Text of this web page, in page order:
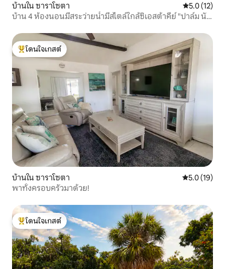
บ้านใน ซาราโซตา คะแนนเฉลี่ย
5.0 (12)
บ้าน 4 ห้องนอนมีสระว่ายน้ำมีสไตล์ใกล้ซิเอสต้าคีย์ "ปาล์ม นัว
โดนใจเกสต์ที่สุด
โดนใจเกสต์
บ้านใน ซาราโซตา คะแนนเฉลี่ย
5.0 (19)
พาทั้งครอบครัวมาด้วย!
โดนใจเกสต์ที่สุด
โดนใจเกสต์